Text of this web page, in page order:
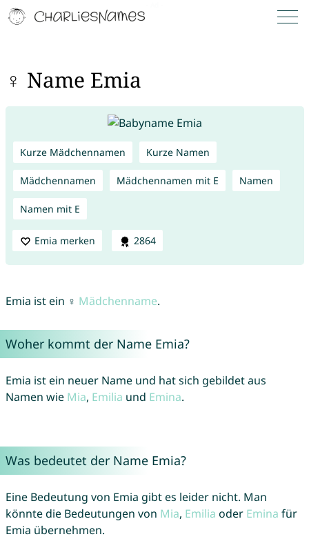
♀ Name Emia
Kurze Mädchennamen Kurze Namen
Mädchennamen Mädchennamen mit E Namen
Namen mit E
Emia merken 2864
Emia ist ein ♀ Mädchenname.
Woher kommt der Name Emia?
Emia ist ein neuer Name und hat sich gebildet aus
Namen wie Mia, Emilia und Emina.
Was bedeutet der Name Emia?
Eine Bedeutung von Emia gibt es leider nicht. Man
könnte die Bedeutungen von Mia, Emilia oder Emina für
Emia übernehmen.